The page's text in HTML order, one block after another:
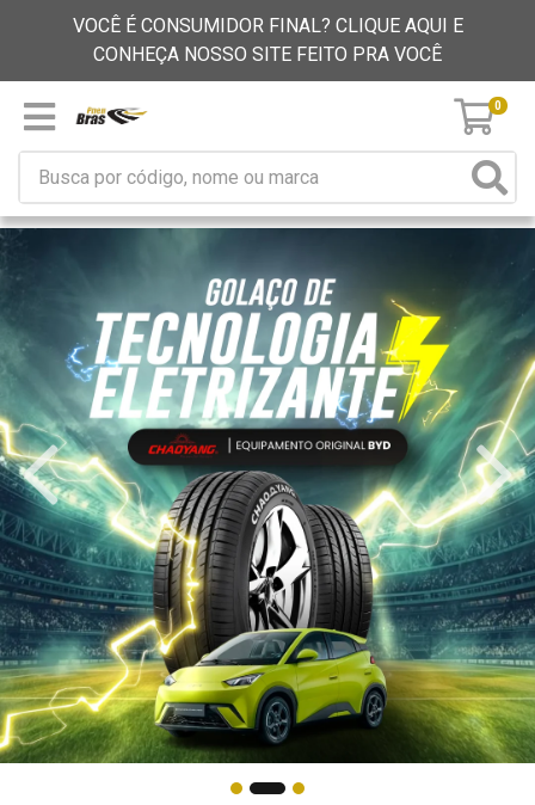
VOCÊ É CONSUMIDOR FINAL? CLIQUE AQUI E
CONHEÇA NOSSO SITE FEITO PRA VOCÊ
0